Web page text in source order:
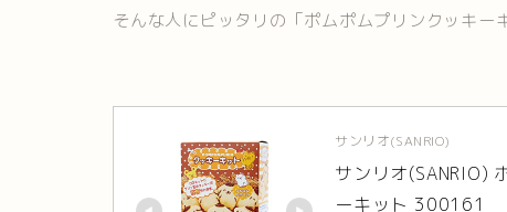
そんな人にピッタリの「ポムポムプリンクッキー
サンリオ(SANRIO)
サンリオ(SANRIO)
ーキット 300161